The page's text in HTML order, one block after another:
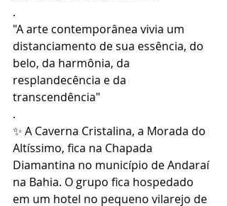
.
"A arte contemporânea vivia um
distanciamento de sua essência, do
belo, da harmônia, da
resplandecência e da
transcendência"
.
✨ A Caverna Cristalina, a Morada do
Altíssimo, fica na Chapada
Diamantina no município de Andaraí
na Bahia. O grupo fica hospedado
em um hotel no pequeno vilarejo de